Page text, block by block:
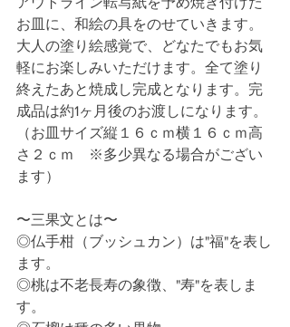
お皿に、和絵の具をのせていきます。
大人の塗り絵感覚で、どなたでもお気
軽にお楽しみいただけます。全て塗り
終えたあと焼成し完成となります。完
成品は約1ヶ月後のお渡しになります。
（お皿サイズ縦１６ｃｍ横１６ｃｍ高
さ２ｃｍ　※多少異なる場合がござい
ます）
〜三果文とは〜
◎仏手柑（ブッシュカン）は"福"を表し
ます。
◎桃は不老長寿の象徴、"寿"を表しま
す。